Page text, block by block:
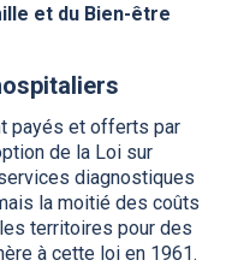
et du Bien-être
payés et offerts par
de la Loi sur
diagnostiques
la moitié des coûts
territoires pour des
à cette loi en 1961.